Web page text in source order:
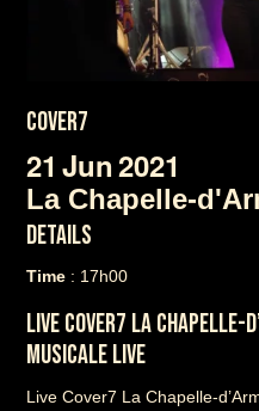
COVER7
21 Jun2021
La Chapelle-
DETAILS
Time : 17h00
LIVE COVER7 LA CHAPELLE-
MUSICALE LIVE
Live Cover7 La Chapelle-